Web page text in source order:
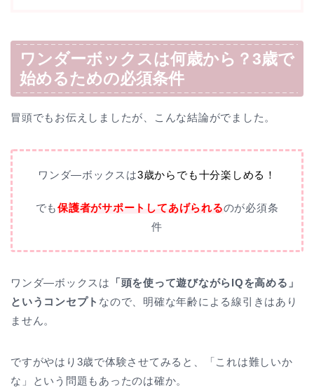
ワンダーボックスは何歳から？3歳で
始めるための必須条件
冒頭でもお伝えしましたが、こんな結論がでました。
ワンダ―ボックスは3歳からでも十分楽しめる！
でも保護者がサポートしてあげられるのが必須条
件
ワンダ―ボックスは
「頭を使って遊びながらIQを高める」
というコンセプト なので、明確な年齢による線引きはあり
ません。
ですがやはり3歳で体験させてみると、「これは難しいか
な」という問題もあったのは確か。